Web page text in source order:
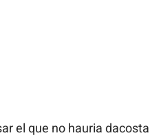
el que no hauria